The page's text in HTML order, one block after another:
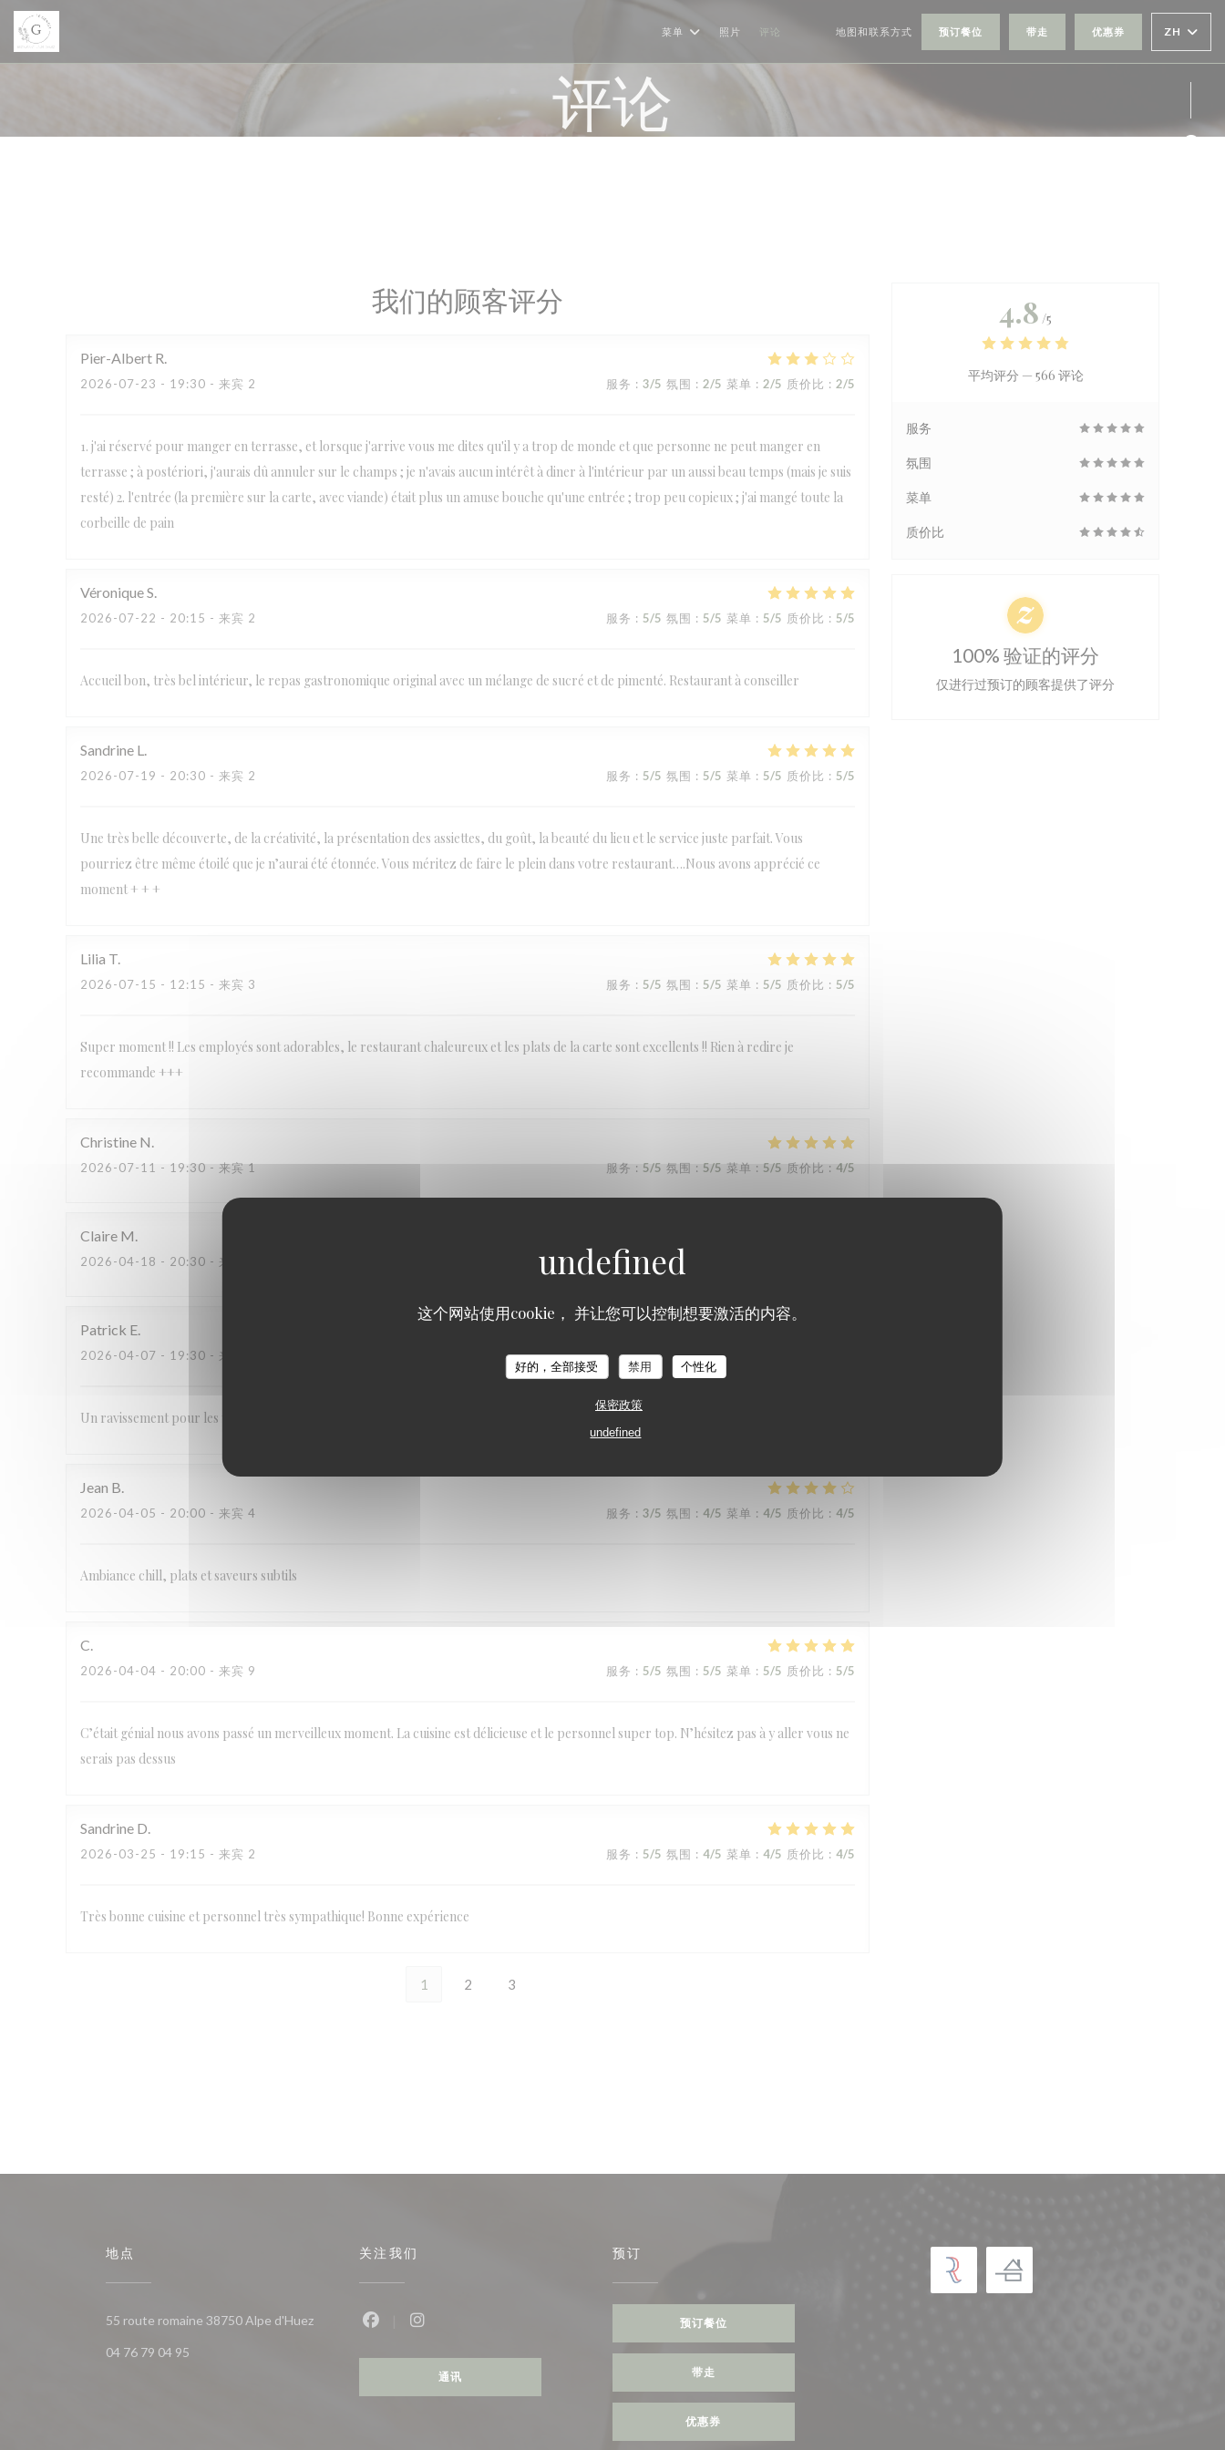
Cookie管理面板
这个网站使用cookie， 并让您可以控制想要激活的内容。
好的，全部接受 禁用 个性化
保密政策
undefined
菜单 照片 评论
((在新窗口中打开))
((在新窗口中打开))
地图和联系方式 预订餐位 带走 优惠券 ZH
评论
我们的顾客评分
Pier-Albert R
2026-07-23 - 19:30 - 来宾 2 服务 : 3/5 氛围 : 2/5 菜单 : 2/5 质价比 : 2/5
1. j'ai réservé pour manger en terrasse, et lorsque j'arrive vous me dites qu'il y a trop de monde et que personne ne peut manger en
terrasse ; à postériori, j'aurais dû annuler sur le champs ; je n'avais aucun intérêt à diner à l'intérieur par un aussi beau temps (mais je suis
resté) 2. l'entrée (la première sur la carte, avec viande) était plus un amuse bouche qu'une entrée ; trop peu copieux ; j'ai mangé toute la
corbeille de pain
VéroniqueS
2026-07-22 - 20:15 - 来宾 2 服务 : 5/5 氛围 : 5/5 菜单 : 5/5 质价比 : 5/5
Accueil bon, très bel intérieur, le repas gastronomique original avec un mélange de sucré et de pimenté. Restaurant à conseiller
Sandrine L
2026-07-19 - 20:30 - 来宾 2 服务 : 5/5 氛围 : 5/5 菜单 : 5/5 质价比 : 5/5
Une très belle découverte, de la créativité, la présentation des assiettes, du goût, la beauté du lieu et le service juste parfait. Vous
pourriez être même étoilé que je n’aurai été étonnée. Vous méritez de faire le plein dans votre restaurant….Nous avons apprécié ce
moment + + +
Lilia T
2026-07-15 - 12:15 - 来宾 3 服务 : 5/5 氛围 : 5/5 菜单 : 5/5 质价比 : 5/5
Super moment !! Les employés sont adorables, le restaurant chaleureux et les plats de la carte sont excellents !! Rien à redire je
recommande +++
Christine N
2026-07-11 - 19:30 - 来宾 1 服务 : 5/5 氛围 : 5/5 菜单 : 5/5 质价比 : 4/5
Claire M
2026-04-18 - 20:30 - 来宾 2 服务 : 5 /5 氛围
Patrick E
2026-04-07 - 19:30 - 来宾 2 服务: 5/5 氛围: 5/5
Un ravissement pour les yeux et les papilles. Un grand merci
Jean B
2026-04-05 - 20:00 - 来宾 4 服务 : 3/5 氛围 : 4/5 菜单 : 4/5 质价比 : 4/5
Ambiance chill, plats et saveurs subtils
C
2026-04-04 - 20:00 - 来宾 9 服务 : 5/5 氛围 : 5/5 菜单 : 5/5 质价比 : 5/5
C’était génial nous avons passé un merveilleux moment. La cuisine est délicieuse et le personnel super top. N’hésitez pas à y aller vous ne
serais pas dessus
Sandrine D
2026-03-25 - 19:15 - 来宾 2 服务 : 5/5 氛围 : 4/5 菜单 : 4/5 质价比 : 4/5
Très bonne cuisine et personnel très sympathique! Bonne expérience
1 2 3
4.8 /5
平均评分 — 566 评论
服务
氛围
菜单
质价比
100% 验证的评分
仅进行过预订的顾客提供了评分
地点
55 route romaine 38750 Alpe d'Huez((在新窗口中打开))
04 76 79 04 95
关注我们
通讯
预订
预订餐位
带走
优惠券